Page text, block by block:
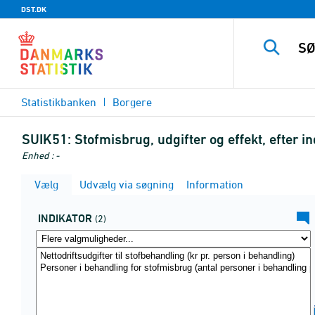
DST.DK
Statistikbanken Borgere
SUIK51: Stofmisbrug, udgifter og effekt, efter
Enhed : -
Vælg Udvælg via søgning Information
INDIKATOR (2)